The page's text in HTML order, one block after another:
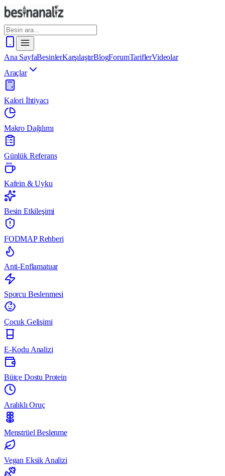
Ana SayfaBesinlerKarşılaştırBlogForumTariflerVideolar
Araçlar
Kalori İhtiyacı
Makro Dağılımı
Günlük Referans
Kafein & Uyku
Besin Etkileşimi
FODMAP Rehberi
Anti-Enflamatuar
Sporcu Beslenmesi
Çocuk Gelişimi
E-Kodu Analizi
Bütçe Dostu Protein
Aralıklı Oruç
Menstrüel Beslenme
Vegan Eksik Analizi